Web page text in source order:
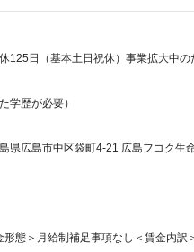
125日（基本土日祝休）事業拡大中
学歴が必要）
県広島市中区袋町4-21 広島フコク生
態＞月給制補足事項なし＜賃金内訳